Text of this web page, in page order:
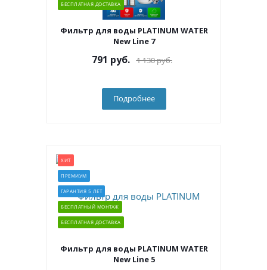
БЕСПЛАТНАЯ ДОСТАВКА
Фильтр для воды PLATINUM WATER
New Line 7
791 руб. 1 130руб.
Подробнее
ХИТ
ПРЕМИУМ
ГАРАНТИЯ 5 ЛЕТ
БЕСПЛАТНЫЙ МОНТАЖ
БЕСПЛАТНАЯ ДОСТАВКА
Фильтр для воды PLATINUM WATER
New Line 5